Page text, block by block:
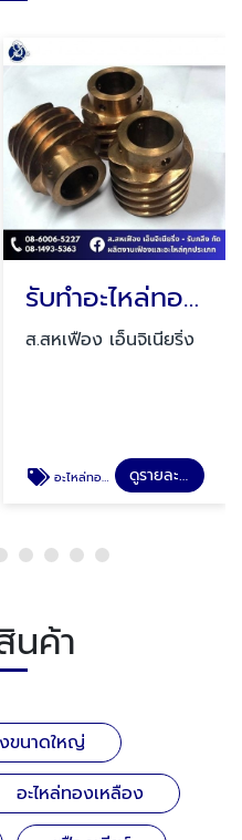
รับทำอะไหล่ทองเหลือง, เกลียวทองเหลือง
ส.สหเฟือง เอ็นจิเนียริ่ง
อะไหล่ทองเหลือง ดูรายละเอียด
นค้า
ขนาดใหญ่
อะไหล่ทองเหลือง